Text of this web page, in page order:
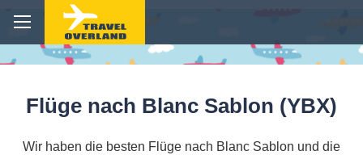
Flüge nach Blanc Sablon (YBX)
Wir haben die besten Flüge nach Blanc Sablon und die